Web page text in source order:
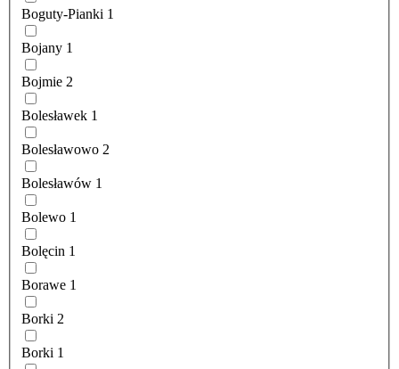
Boguty-Pianki 1
Bojany 1
Bojmie 2
Bolesławek 1
Bolesławowo 2
Bolesławów 1
Bolewo 1
Bolęcin 1
Borawe 1
Borki 2
Borki 1